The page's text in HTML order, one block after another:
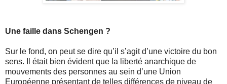
Une faille dans Schengen ?
Sur le fond, on peut se dire qu’il s’agit d’une victoire du bon
sens. Il était bien évident que la liberté anarchique de
mouvements des personnes au sein d’une Union
Européenne présentant de telles différences de niveau de